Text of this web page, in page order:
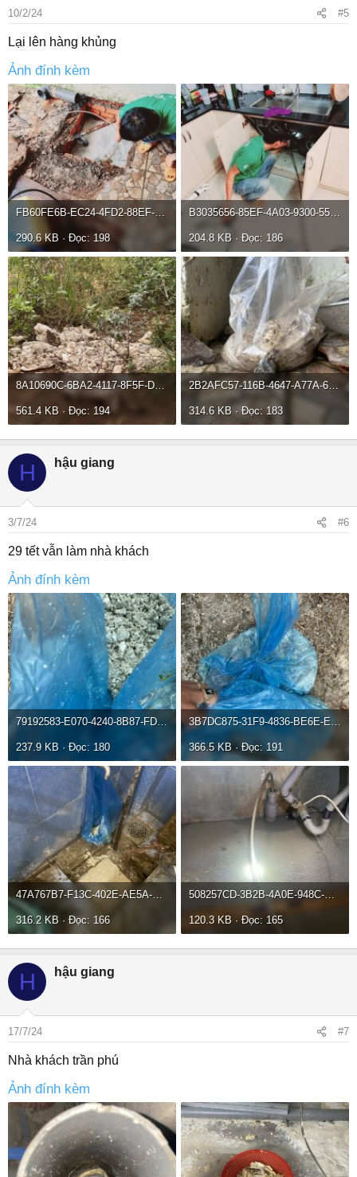
10/2/24 #5
Lại lên hàng khủng
Ảnh đính kèm
FB60FE6B-EC24-4FD2-88EF-8D7F03A1AB60.jpeg
290.6 KB · Đọc: 198
B3035656-85EF-4A03-9300-5541F207ECAE.jpeg
204.8 KB · Đọc: 186
8A10690C-6BA2-4117-8F5F-D3CA5FA80E66.jpeg
561.4 KB · Đọc: 194
2B2AFC57-116B-4647-A77A-67A8E7EA1259.jpeg
314.6 KB · Đọc: 183
H hậu giang
3/7/24 #6
29 tết vẫn làm nhà khách
Ảnh đính kèm
79192583-E070-4240-8B87-FDA6A744F73C.jpeg
237.9 KB · Đọc: 180
3B7DC875-31F9-4836-BE6E-E5976011FC8B.jpeg
366.5 KB · Đọc: 191
47A767B7-F13C-402E-AE5A-E9F4C21A7A48.jpeg
316.2 KB · Đọc: 166
508257CD-3B2B-4A0E-948C-E13D5D04C815.jpeg
120.3 KB · Đọc: 165
H hậu giang
17/7/24 #7
Nhà khách trần phú
Ảnh đính kèm